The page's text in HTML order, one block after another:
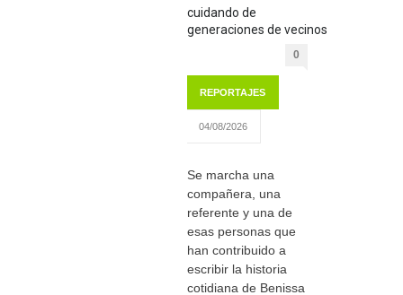
cuidando de
generaciones de vecinos
0
REPORTAJES
04/08/2026
Se marcha una
compañera, una
referente y una de
esas personas que
han contribuido a
escribir la historia
cotidiana de Benissa